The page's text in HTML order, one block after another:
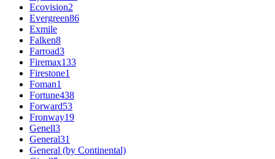
Ecovision2
Evergreen86
Exmile
Falken8
Farroad3
Firemax133
Firestone1
Foman1
Fortune438
Forward53
Fronway19
Genell3
General31
General (by Continental)